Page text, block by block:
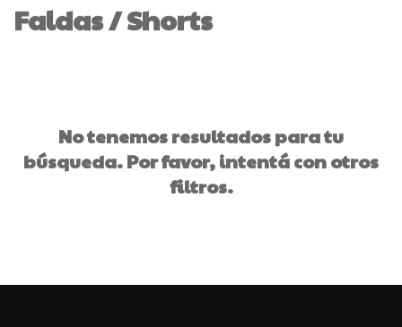
Faldas / Shorts
No tenemos resultados para tu
búsqueda. Por favor, intentá con otros
filtros.